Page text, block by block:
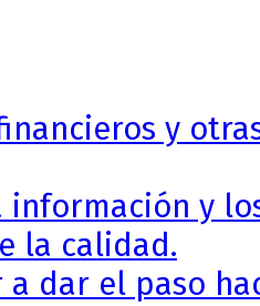
y
información y
la calidad.
dar el paso